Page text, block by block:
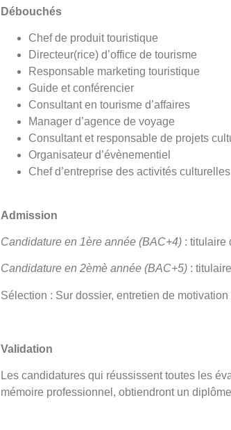
Débouchés
Chef de produit touristique
Directeur(rice) d’office de tourisme
Responsable marketing touristique
Guide et conférencier
Consultant en tourisme d’affaires
Manager d’agence de voyage
Consultant et responsable de projets
Organisateur d’évènementiel
Chef d’entreprise des activités culturelles
Admission
Candidature en 1ère année (BAC+4) : titulaire
Candidature en 2èmè année (BAC+5) :
Sélection : Sur dossier, entretien de motivation
Validation
Les candidatures qui réussissent toutes les
mémoire professionnel, obtiendront un